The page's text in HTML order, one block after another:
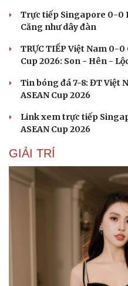
Trực tiếp Singapore 0-0
Căng như dây đàn
TRỰC TIẾP Việt Nam 0-
Cup 2026: Son - Hên -
Tin bóng đá 7-8: ĐT Việt
ASEAN Cup 2026
Link xem trực tiếp
ASEAN Cup 2026
GIẢI TRÍ